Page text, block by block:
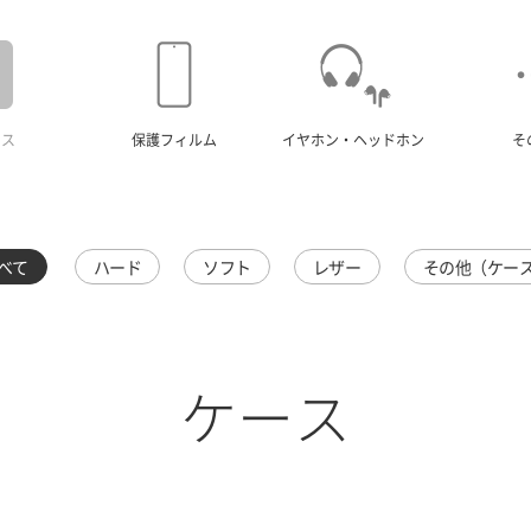
保護フィルム イヤホン・ヘッドホン そ
て ハード ソフト レザー その他（ケース
ケース